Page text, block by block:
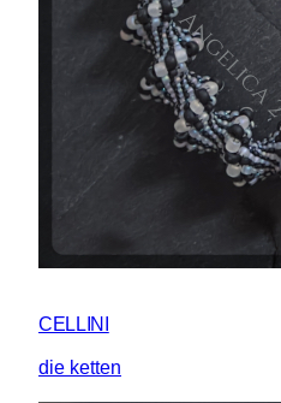
CELLINI
die ketten